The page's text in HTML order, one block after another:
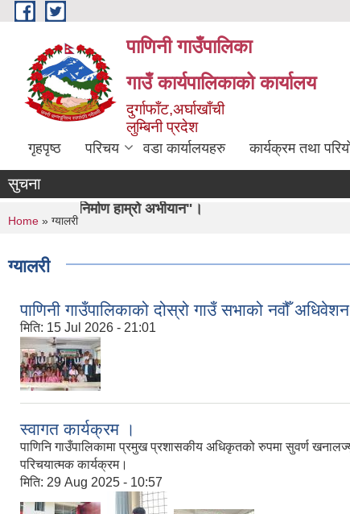
Skip to main content
पाणिनी गाउँपालिका
गाउँ कार्यपालिकाको कार्यालय
दुर्गाफाँट,अर्घाखाँची
लुम्बिनी प्रदेश
गृहपृष्ठ परिचय वडा कार्यालयहरु कार्यक्रम तथा
हाम्रो अभीयान"।
सुचना
You are here
Home » ग्यालरी
ग्यालरी
पाणिनी गाउँपालिकाको दोस्रो गाउँ सभाको नवौँ
मिति: 15 Jul 2026 - 21:01
स्वागत कार्यक्रम ।
पाणिनि गाउँपालिकामा प्रमुख प्रशासकीय अधिकृतको रुपमा सुवर्ण खनालज्यू
परिचयात्मक कार्यक्रम।
मिति: 29 Aug 2025 - 10:57